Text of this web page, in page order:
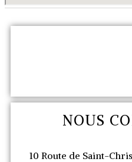
NOUS
10 Route de Saint-